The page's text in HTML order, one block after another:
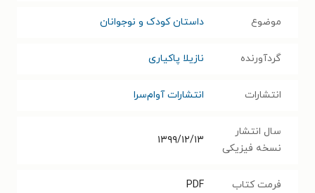
موضوع داستان کودک و نوجوانان
گردآورنده نازیلا پاکیاری
انتشارات انتشارات آوام‌سرا
سال انتشار
نسخه فیزیکی
۱۳۹۹/۱۲/۱۳
فرمت کتاب PDF